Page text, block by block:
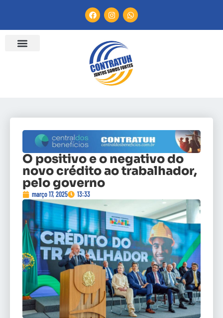
O positivo e o negativo do
novo crédito ao trabalhador,
pelo governo
março 17, 2025 13:33